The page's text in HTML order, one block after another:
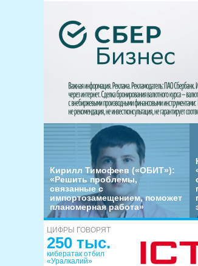
Кирилл Тимофеев («ОБИТ»):
«Решить проблемы,
связанные с
импортозамещением, поможет
планомерная работа»
ЦИФРЫ ГОВОРЯТ
250 тыс.
кибератак отбил
«Уралкалий»